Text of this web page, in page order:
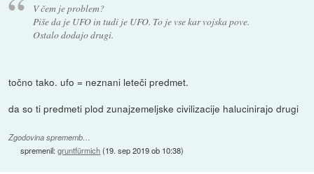
V čem je problem?
Piše da je UFO in tudi je UFO. To je vse kar vojska pove.
Ostalo dodajo drugi.
točno tako. ufo = neznani leteči predmet.
da so ti predmeti plod zunajzemeljske civilizacije halucinirajo drugi
Zgodovina sprememb…
spremenil:gruntfürmich(19. sep 2019 ob 10:38)